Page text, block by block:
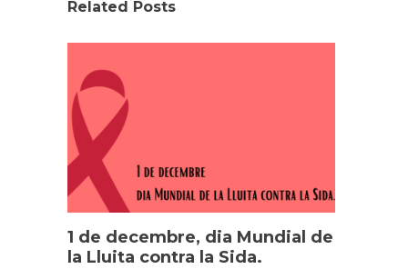
Related Posts
1 de decembre, dia Mundial de
la Lluita contra la Sida.